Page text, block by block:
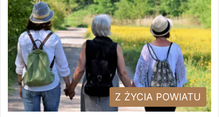
Z ŻYCIA POWIATU